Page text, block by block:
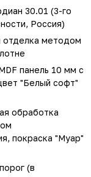
30.01 (3-го
Россия)
отделка методом
панель 10 мм с
"Белый софт"
обработка
покраска "Муар"
(в